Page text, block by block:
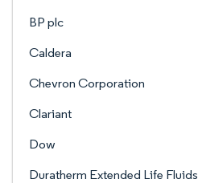
BP plc
Caldera
Chevron Corporation
Clariant
Dow
Duratherm Extended Life Fluids